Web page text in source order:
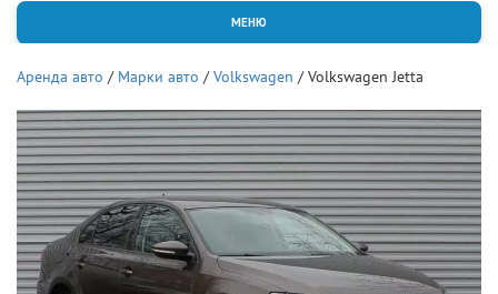
МЕНЮ
Аренда авто / Марки авто /Volkswagen /Volkswagen Jetta